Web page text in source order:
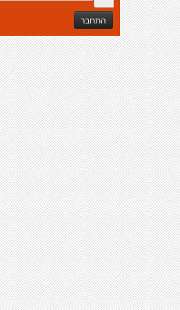
התחבר